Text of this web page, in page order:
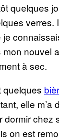
quelques
verres.
nouvel
à sec.
quelques
elle m’a
chez
on est